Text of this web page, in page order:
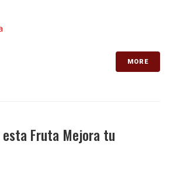
MORE
Fruta Mejora tu